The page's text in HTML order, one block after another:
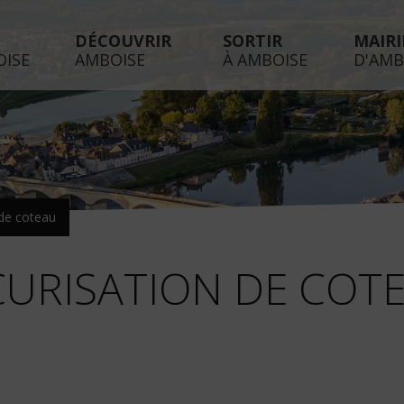
DÉCOUVRIR
AMBOISE
SORTIR
À AMBOISE
coteau
DE